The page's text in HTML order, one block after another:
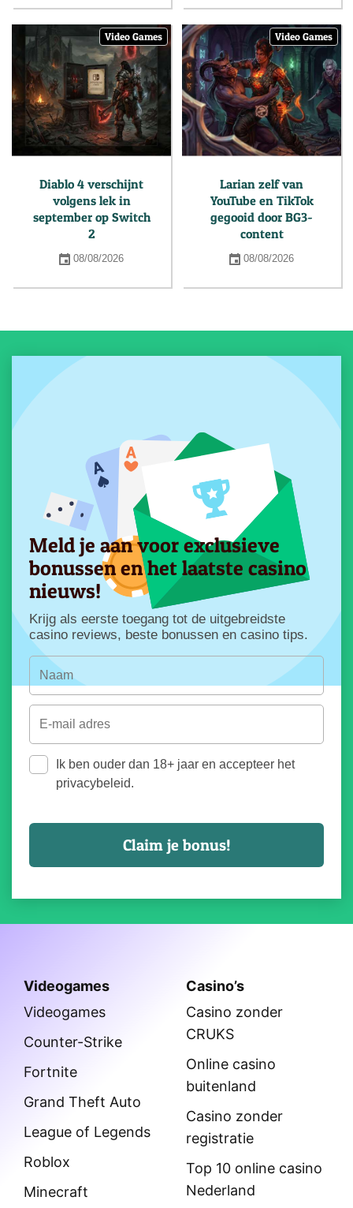
Video Games
Diablo 4 verschijnt
volgens lek in
september op Switch
2
08/08/2026
Video Games
Larian zelf van
YouTube en TikTok
gegooid door BG3-
content
08/08/2026
Meld je aan voor exclusieve
bonussen en het laatste casino
nieuws!
Krijg als eerste toegang tot de uitgebreidste
casino reviews, beste bonussen en casino tips.
Ik ben ouder dan 18+ jaar en accepteer het
privacybeleid.
Videogames
Videogames
Counter-Strike
Fortnite
Grand Theft Auto
League of Legends
Roblox
Minecraft
Casino’s
Casino zonder
CRUKS
Online casino
buitenland
Casino zonder
registratie
Top 10 online casino
Nederland